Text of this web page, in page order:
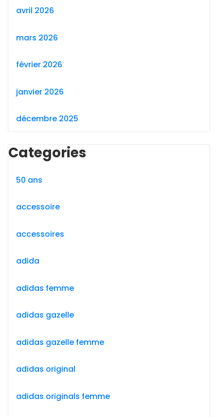
avril 2026
mars 2026
février 2026
janvier 2026
décembre 2025
Categories
50 ans
accessoire
accessoires
adida
adidas femme
adidas gazelle
adidas gazelle femme
adidas original
adidas originals femme